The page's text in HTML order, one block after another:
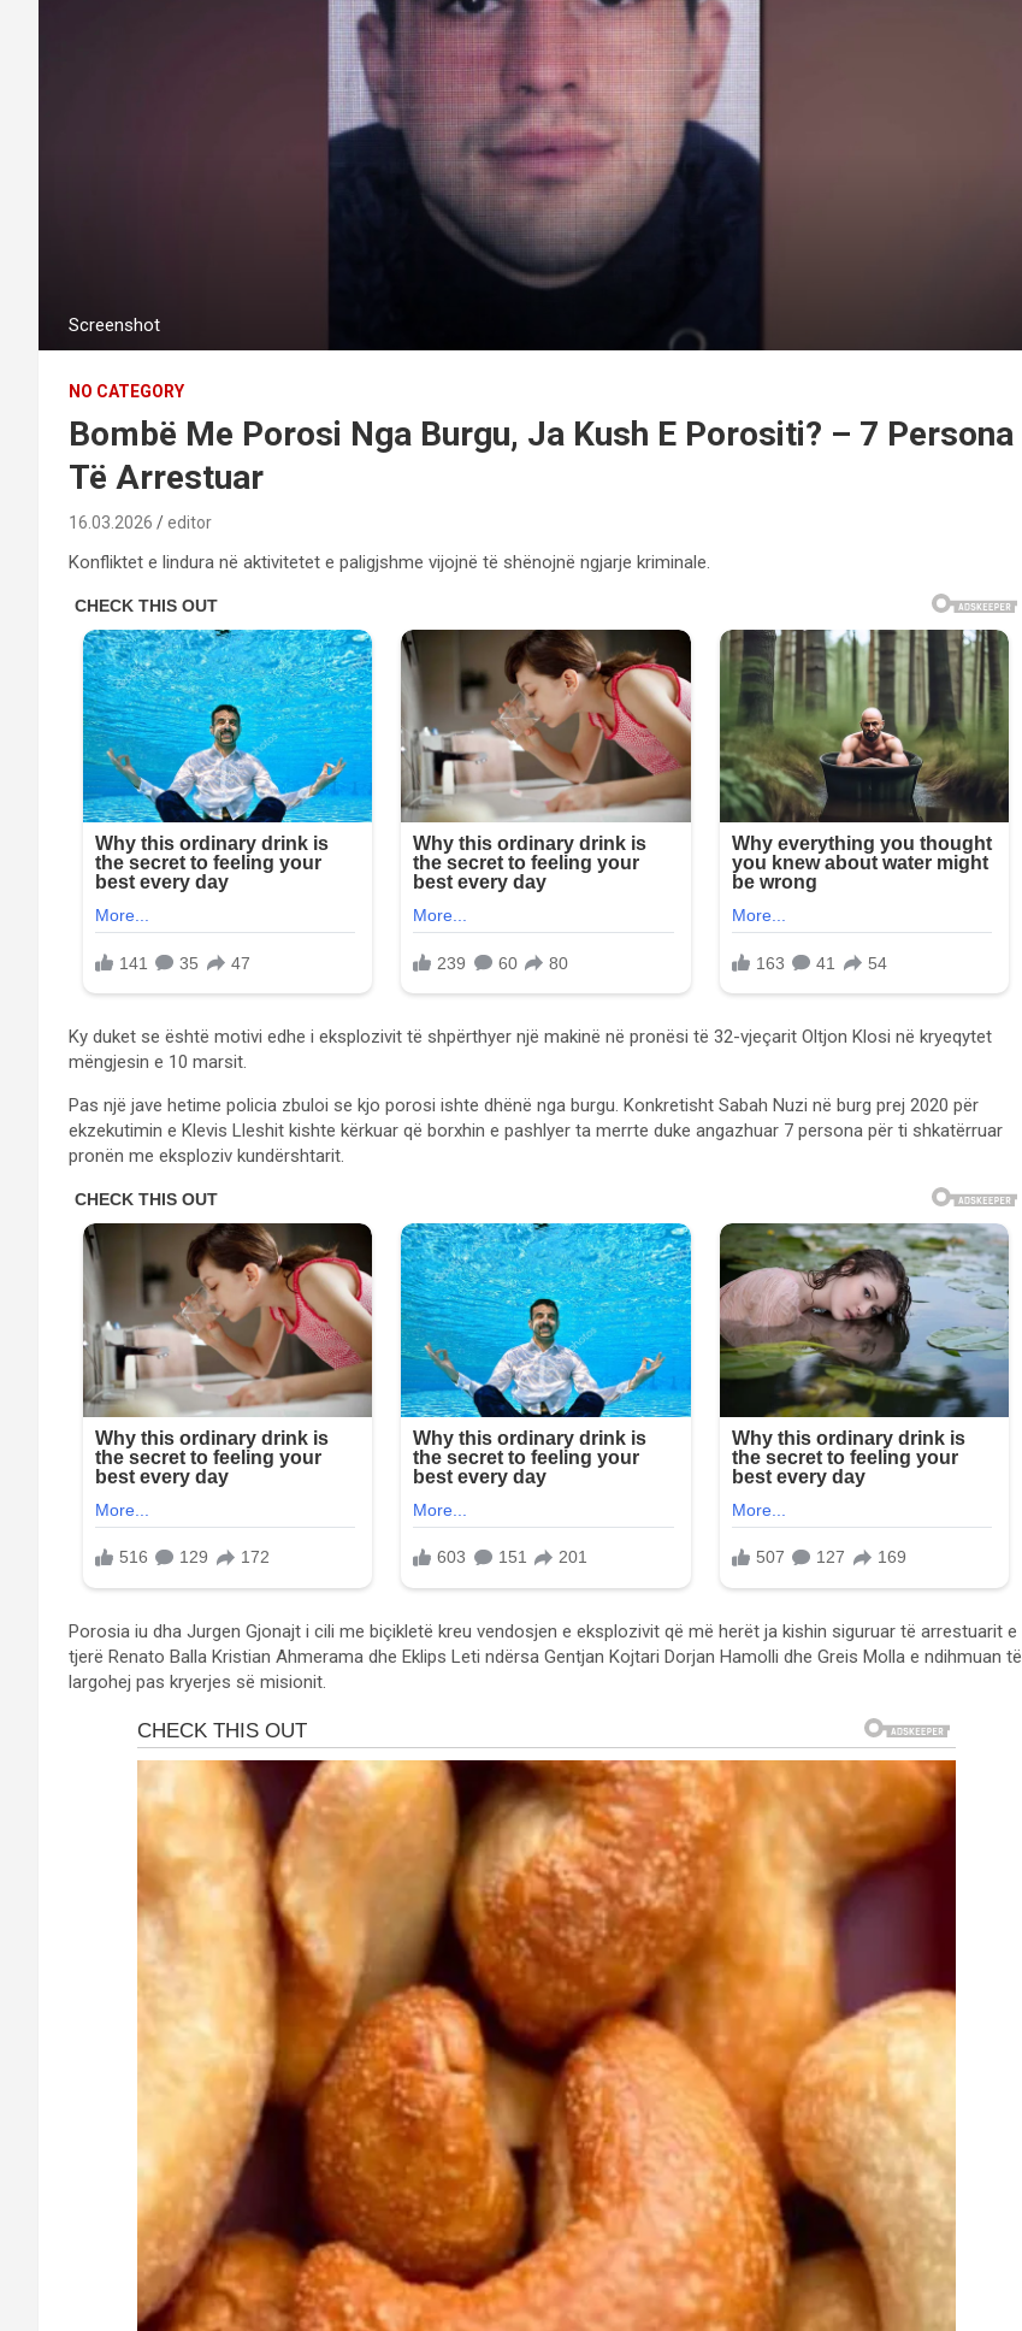
Screenshot
NO CATEGORY
Bombë Me Porosi Nga Burgu, Ja Kush E Porositi? – 7 Persona
Të Arrestuar
16.03.2026 editor
Konfliktet e lindura në aktivitetet e paligjshme vijojnë të shënojnë ngjarje kriminale.
Ky duket se është motivi edhe i eksplozivit të shpërthyer një makinë në pronësi të 32-vjeçarit Oltjon Klosi në kryeqytet
mëngjesin e 10 marsit.
Pas një jave hetime policia zbuloi se kjo porosi ishte dhënë nga burgu. Konkretisht Sabah Nuzi në burg prej 2020 për
ekzekutimin e Klevis Lleshit kishte kërkuar që borxhin e pashlyer ta merrte duke angazhuar 7 persona për ti shkatërruar
pronën me eksploziv kundërshtarit.
Porosia iu dha Jurgen Gjonajt i cili me biçikletë kreu vendosjen e eksplozivit që më herët ja kishin siguruar të arrestuarit e
tjerë Renato Balla Kristian Ahmerama dhe Eklips Leti ndërsa Gentjan Kojtari Dorjan Hamolli dhe Greis Molla e ndihmuan të
largohej pas kryerjes së misionit.